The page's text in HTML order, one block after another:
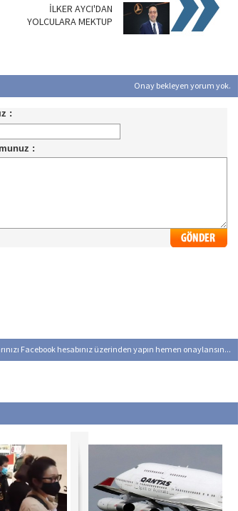
İLKER AYCI'DAN
YOLCULARA MEKTUP
Onay bekleyen yorum yok.
Facebook hesabınız üzerinden yapın hemen onaylansın...